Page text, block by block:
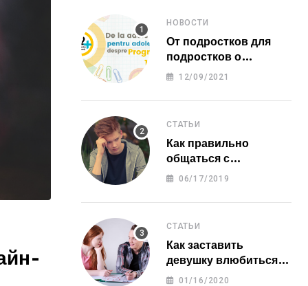
НОВОСТИ
От подростков для
подростков о
программе 12 ПЛЮС
12/09/2021
СТАТЬИ
Как правильно
общаться с
человеком, который
06/17/2019
СТАТЬИ
Как заставить
девушку влюбиться в
тебя?
01/16/2020